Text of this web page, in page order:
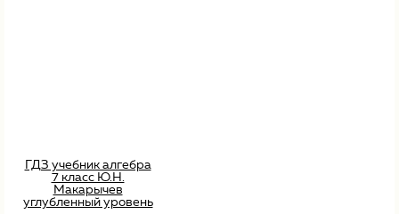
ГДЗ учебник алгебра
7 класс Ю.Н.
Макарычев
углубленный уровень